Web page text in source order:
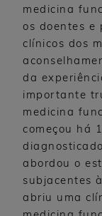
medicina
os doentes e
clínicos dos
da
importante
medicina
começou há
abordou o
subjacentes
abriu uma